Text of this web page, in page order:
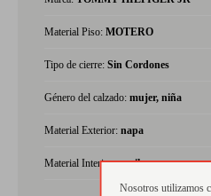
Material Piso: MOTERO
Tipo de cierre: Sin Cordones
Género del calzado: mujer, niña
Material Exterior: napa
Material Interior:textil
Nosotros utilizamos